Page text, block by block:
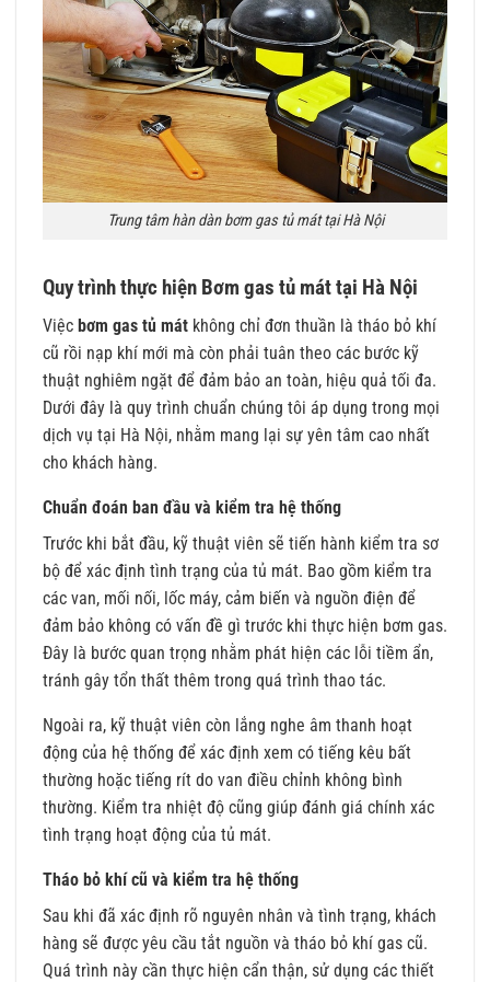
Trung tâm hàn dàn bơm gas tủ mát tại Hà Nội
Quy trình thực hiện Bơm gas tủ mát tại Hà Nội
Việc bơm gas tủ mát không chỉ đơn thuần là tháo bỏ khí
cũ rồi nạp khí mới mà còn phải tuân theo các bước kỹ
thuật nghiêm ngặt để đảm bảo an toàn, hiệu quả tối đa.
Dưới đây là quy trình chuẩn chúng tôi áp dụng trong mọi
dịch vụ tại Hà Nội, nhằm mang lại sự yên tâm cao nhất
cho khách hàng.
Chuẩn đoán ban đầu và kiểm tra hệ thống
Trước khi bắt đầu, kỹ thuật viên sẽ tiến hành kiểm tra sơ
bộ để xác định tình trạng của tủ mát. Bao gồm kiểm tra
các van, mối nối, lốc máy, cảm biến và nguồn điện để
đảm bảo không có vấn đề gì trước khi thực hiện bơm gas.
Đây là bước quan trọng nhằm phát hiện các lỗi tiềm ẩn,
tránh gây tổn thất thêm trong quá trình thao tác.
Ngoài ra, kỹ thuật viên còn lắng nghe âm thanh hoạt
động của hệ thống để xác định xem có tiếng kêu bất
thường hoặc tiếng rít do van điều chỉnh không bình
thường. Kiểm tra nhiệt độ cũng giúp đánh giá chính xác
tình trạng hoạt động của tủ mát.
Tháo bỏ khí cũ và kiểm tra hệ thống
Sau khi đã xác định rõ nguyên nhân và tình trạng, khách
hàng sẽ được yêu cầu tắt nguồn và tháo bỏ khí gas cũ.
Quá trình này cần thực hiện cẩn thận, sử dụng các thiết